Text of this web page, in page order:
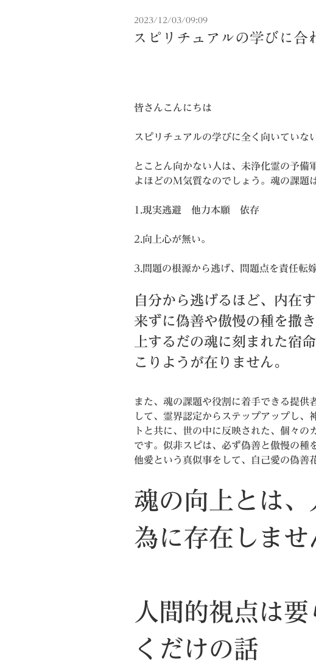
投
日:
2023/12/03/09:09
スピリチュアルの学びに合
皆さんこんにちは
スピリチュアルの学びに全く向いていな
とことん向かない人は、未浄化霊の予備
よほどのM気質なのでしょう。魂の課題
1.現実逃避 他力本願 依存
2.向上心が無い。
3.問題の根源から逃げ、問題点を責任転
自分から逃げるほど、内在
来ずに偽善や傲慢の種を撒
上するだの魂に刻まれた宿
こりようが在りません。
また、魂の課題や役割に着手できる提供
して、霊界認定からステップアップし
トと共に、世の中に反映された、個々
です。似非スピは、必ず偽善と傲慢の種
他愛という真似事をして、自己愛の偽善
魂の向上とは
為に存在しませ
人間的視点は
くだけの話